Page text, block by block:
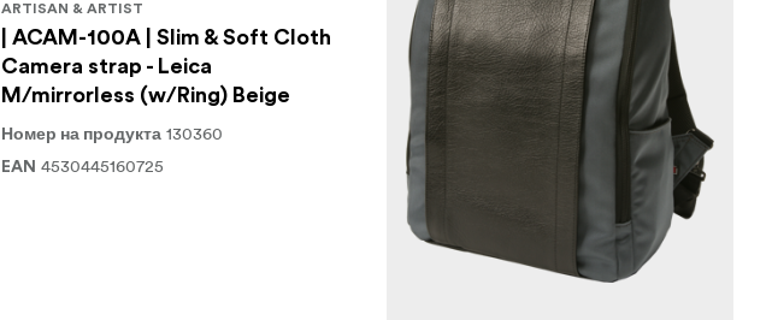
ARTISAN & ARTIST
| ACAM-100A | Slim & Soft Cloth
Camera strap - Leica
M/mirrorless (w/Ring) Beige
Номер на продукта 130360
EAN 4530445160725